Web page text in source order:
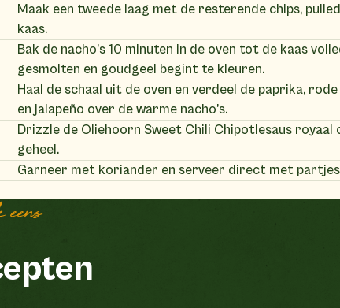
Maak een tweede laag met de resterende chips,
kaas.
Bak de nacho’s 10 minuten in de oven tot de kaas
gesmolten en goudgeel begint te kleuren.
Haal de schaal uit de oven en verdeel de paprika,
en jalapeño over de warme nacho’s.
Drizzle de Oliehoorn Sweet Chili Chipotlesaus royaal
geheel.
Garneer met koriander en serveer direct met partjes